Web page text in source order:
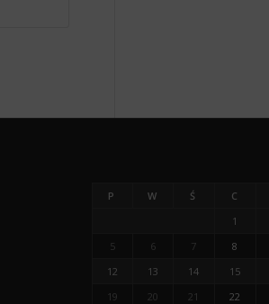
P W Ś C
1
5
6 7 8
12
13 14 15
19
20 21 22